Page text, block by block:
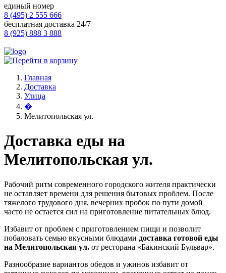
единый номер
8 (495) 2 555 666
бесплатная доставка 24/7
8 (925) 888 3 888
Главная
Доставка
Улица
�
Мелитопольская ул.
Доставка еды на
Мелитопольская ул.
Рабочий ритм современного городского жителя практически
не оставляет времени для решения бытовых проблем. После
тяжелого трудового дня, вечерних пробок по пути домой
часто не остается сил на приготовление питательных блюд.
Избавит от проблем с приготовлением пищи и позволит
побаловать семью вкусными блюдами доставка готовой еды
на Мелитопольская ул. от ресторана «Бакинский Бульвар».
Разнообразие вариантов обедов и ужинов избавит от